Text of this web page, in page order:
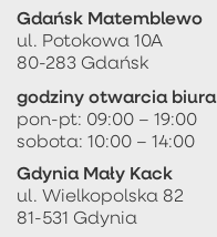
Gdańsk Matemblewo
ul. Potokowa 10A
80-283 Gdańsk
godziny otwarcia biura
pon-pt: 09:00 – 19:00
sobota: 10:00 – 14:00
Gdynia Mały Kack
ul. Wielkopolska 82
81-531 Gdynia